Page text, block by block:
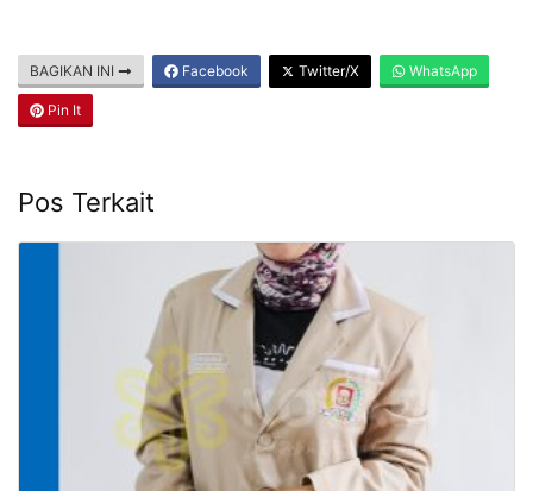
BAGIKAN INI Facebook Twitter/X WhatsApp
Pin It
Pos Terkait